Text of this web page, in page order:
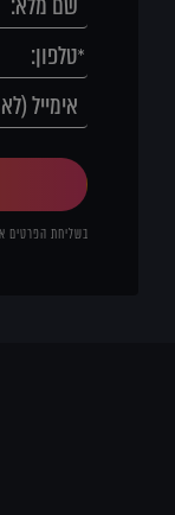
בשליחת